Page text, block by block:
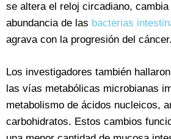
se altera el reloj circadiano,
abundancia de las bacterias
agrava con la progresión del cáncer.
Los investigadores también
las vías metabólicas microbianas
metabolismo de ácidos nucleicos,
carbohidratos. Estos cambios